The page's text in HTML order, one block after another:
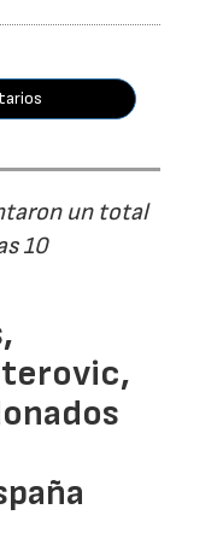
un total
10